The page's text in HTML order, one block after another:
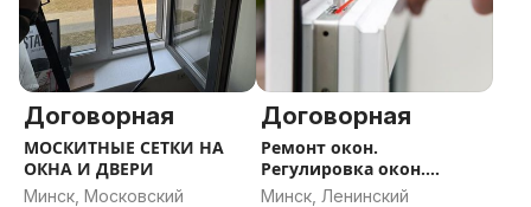
Договорная
МОСКИТНЫЕ СЕТКИ НА
ОКНА И ДВЕРИ
Минск, Московский
Договорная
Ремонт окон.
Регулировка окон.
Замена ручек.
Минск, Ленинский